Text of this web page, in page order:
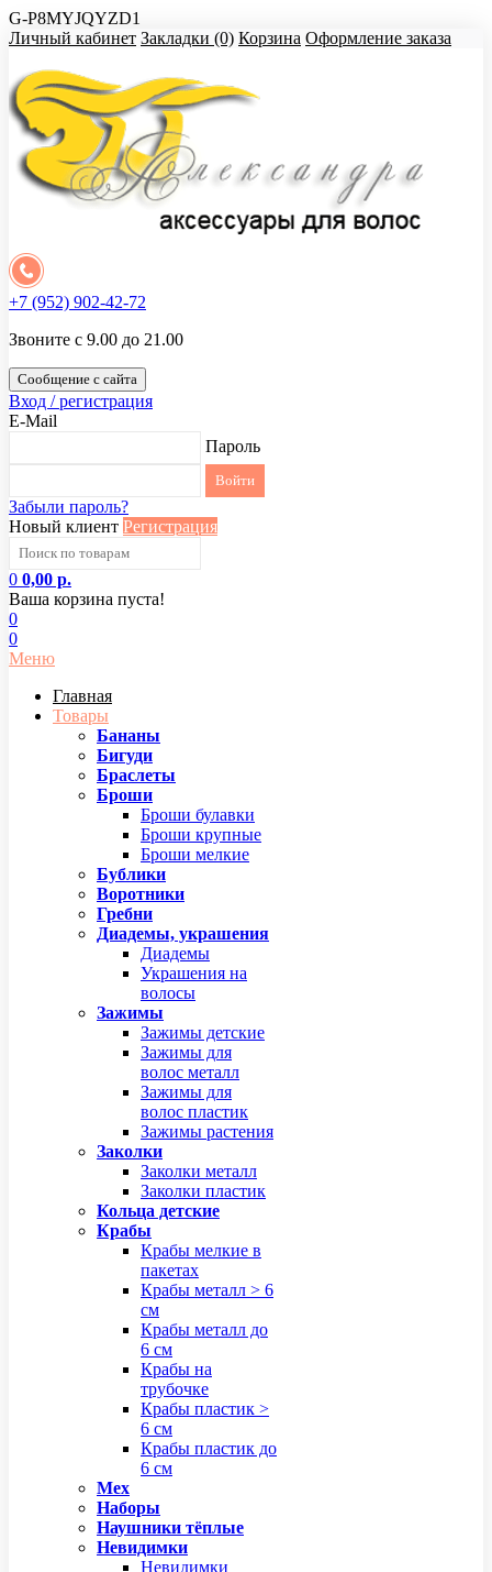
G-P8MYJQYZD1
Личный кабинет Закладки (0) Корзина Оформление заказа
+7 (952) 902-42-72
Звоните с 9.00 до 21.00
Сообщение с сайта
Вход / регистрация
E-Mail
Пароль
Забыли пароль?
Новый клиент Регистрация
0 0,00 р.
Ваша корзина пуста!
0
0
Меню
Главная
Товары
Бананы
Бигуди
Браслеты
Броши
Броши булавки
Броши крупные
Броши мелкие
Бублики
Воротники
Гребни
Диадемы, украшения
Диадемы
Украшения на
волосы
Зажимы
Зажимы детские
Зажимы для
волос металл
Зажимы для
волос пластик
Зажимы растения
Заколки
Заколки металл
Заколки пластик
Кольца детские
Крабы
Крабы мелкие в
пакетах
Крабы металл > 6
см
Крабы металл до
6 см
Крабы на
трубочке
Крабы пластик >
6 см
Крабы пластик до
6 см
Мех
Наборы
Наушники тёплые
Невидимки
Невидимки